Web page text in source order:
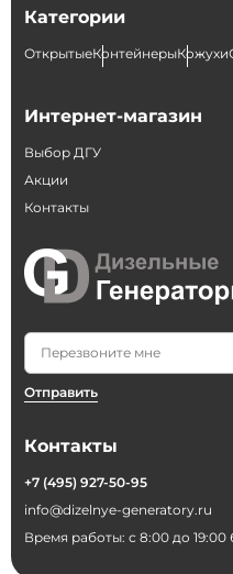
Категории
ОткрытыеКонтейнерыКожухи
Интернет-магазин
Выбор ДГУ
Акции
Контакты
Отправить
Контакты
+7 (495) 927-50-95
info@dizelnye-generatory.ru
Время работы: с 8:00 до 19:00